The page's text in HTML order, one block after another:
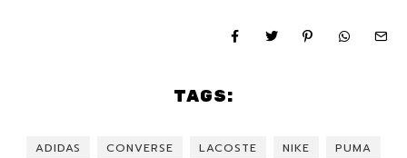
TAGS:
ADIDAS CONVERSE LACOSTE NIKE
PUMA